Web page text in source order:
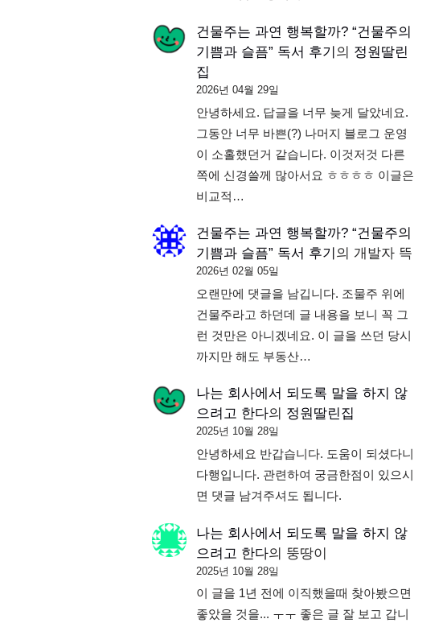
건물주는 과연 행복할까? “건물주의
기쁨과 슬픔” 독서 후기 의 정원딸린
집
2026년 04월 29일
안녕하세요. 답글을 너무 늦게 달았네요.
그동안 너무 바쁜(?) 나머지 블로그 운영
이 소홀했던거 같습니다. 이것저것 다른
쪽에 신경쓸께 많아서요 ㅎㅎㅎㅎ 이글은
비교적…
건물주는 과연 행복할까? “건물주의
기쁨과 슬픔” 독서 후기 의 개발자 뜩
2026년 02월 05일
오랜만에 댓글을 남깁니다. 조물주 위에
건물주라고 하던데 글 내용을 보니 꼭 그
런 것만은 아니겠네요. 이 글을 쓰던 당시
까지만 해도 부동산…
나는 회사에서 되도록 말을 하지 않
으려고 한다의 정원딸린집
2025년 10월 28일
안녕하세요 반갑습니다. 도움이 되셨다니
다행입니다. 관련하여 궁금한점이 있으시
면 댓글 남겨주셔도 됩니다.
나는 회사에서 되도록 말을 하지 않
으려고 한다의 뚱땅이
2025년 10월 28일
이 글을 1년 전에 이직했을때 찾아봤으면
좋았을 것을... ㅜㅜ 좋은 글 잘 보고 갑니